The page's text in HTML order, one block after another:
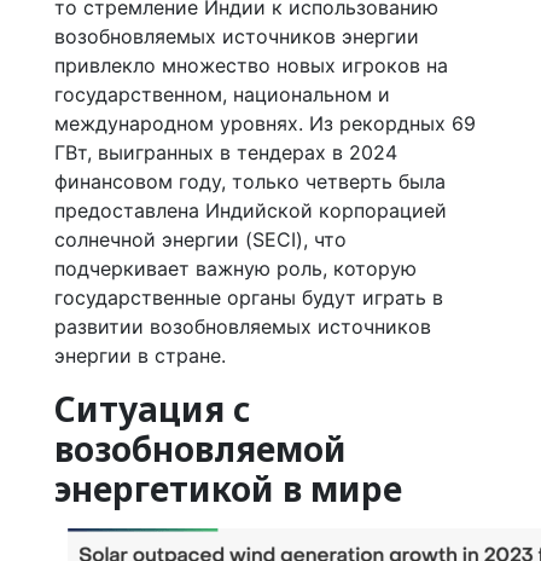
то стремление Индии к использованию
возобновляемых источников энергии
привлекло множество новых игроков на
государственном, национальном и
международном уровнях. Из рекордных 69
ГВт, выигранных в тендерах в 2024
финансовом году, только четверть была
предоставлена Индийской корпорацией
солнечной энергии (SECI), что
подчеркивает важную роль, которую
государственные органы будут играть в
развитии возобновляемых источников
энергии в стране.
Ситуация с
возобновляемой
энергетикой в мире